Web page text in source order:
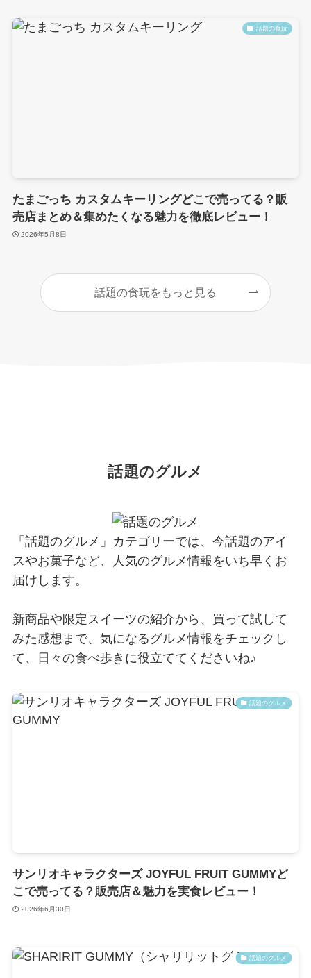
話題の食玩
たまごっち カスタムキーリングどこで売ってる？販
売店まとめ＆集めたくなる魅力を徹底レビュー！
2026年5月8日
話題の食玩をもっと見る
話題のグルメ
「話題のグルメ」カテゴリーでは、今話題のアイ
スやお菓子など、人気のグルメ情報をいち早くお
届けします。
新商品や限定スイーツの紹介から、買って試して
みた感想まで、気になるグルメ情報をチェックし
て、日々の食べ歩きに役立ててくださいね♪
話題のグルメ
サンリオキャラクターズ JOYFUL FRUIT GUMMYど
こで売ってる？販売店＆魅力を実食レビュー！
2026年6月30日
話題のグルメ